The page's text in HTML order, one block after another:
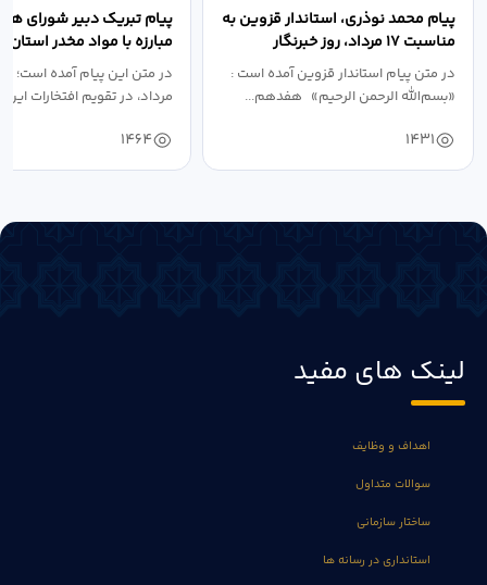
پیام محمد نوذری، استاندار قزوین به
مناسبت ۱۷ مرداد، روز خبرنگار
در متن پیام استاندار قزوین آمده است :
«بسم‌الله الرحمن الرحیم» هفدهم...
1431
پیام تبریک دبیر شورای
مبارزه با مواد مخدر استان
مناسبت روز خبرنگار...
در متن این پیام آمده
مرداد، در تقویم افتخارات
1464
لینک های مفید
اهداف و وظایف
سوالات متداول
ساختار سازمانی
استانداری در رسانه ها